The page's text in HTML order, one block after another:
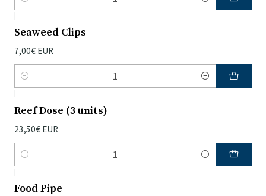
Quantidade
|
Seaweed Clips
7,00€ EUR
Quantidade
|
Reef Dose (3 units)
23,50€ EUR
Quantidade
|
Food Pipe